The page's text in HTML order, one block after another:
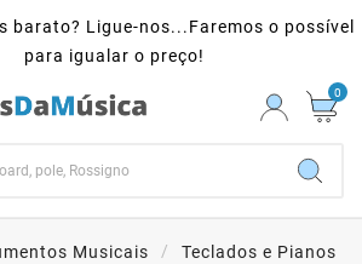
barato? Ligue-nos...Faremos o possível
para igualar o preço!
0
Musicais
Teclados e Pianos